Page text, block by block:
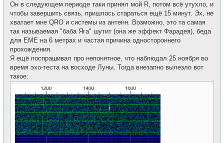
Он в следующем периоде таки принял мой R, потом всё утухло, и
чтобы завершить связь, пришлось стараться ещё 15 минут. Эх, не
хватает мне QRO и системы из антенн. Возможно, это та самая
так называемая "баба Яга" шутит (она же эффект Фарадея), беда
для EME на 6 метрах и частая причина одностороннего
прохождения.
Я ещё поспрашивал про непонятное, что наблюдал 25 ноября во
время эхо-теста на восходе Луны. Тогда внезапно вылезло вот
такое: